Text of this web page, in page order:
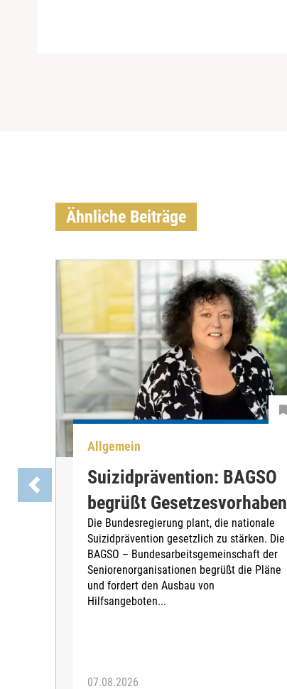
Ähnliche Beiträge
Allgemein
Suizidprävention: BAGSO
begrüßt Gesetzesvorhaben
Die Bundesregierung plant, die nationale
Suizidprävention gesetzlich zu stärken. Die
BAGSO – Bundesarbeitsgemeinschaft der
Seniorenorganisationen begrüßt die Pläne
und fordert den Ausbau von
Hilfsangeboten...
07.08.2026